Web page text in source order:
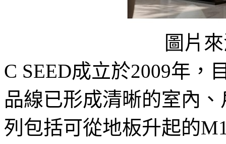
圖片
C SEED成立於2009年，
品線已形成清晰的室內
列包括可從地板升起的